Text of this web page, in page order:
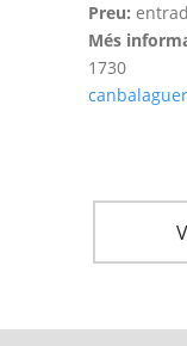
Preu:
Més
1730